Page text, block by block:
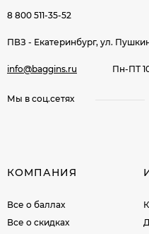
8 800 511-35-52
ПВЗ - Екатеринбург, ул.
info@baggins.ru Пн-ПТ
Мы в соц.сетях
КОМПАНИЯ
Все о баллах
Все о скидках